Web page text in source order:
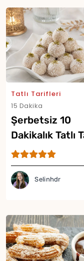
Tatlı Tarifleri
15 Dakika
Şerbetsiz 10
Dakikalık Tatlı
Selinhdr